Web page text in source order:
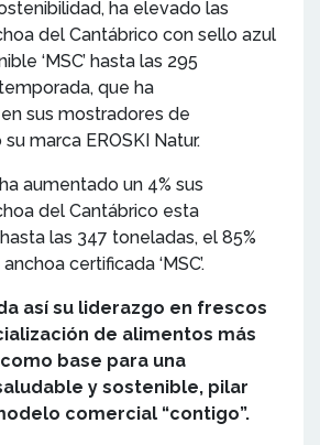
ha elevado las
del Cantábrico con sello azul
‘MSC’ hasta las 295
que ha
sus mostradores de
marca EROSKI Natur.
aumentado un 4% sus
del Cantábrico esta
las 347 toneladas, el 85%
certificada ‘MSC’.
así su liderazgo en frescos
de alimentos más
base para una
y sostenible, pilar
comercial “contigo”.